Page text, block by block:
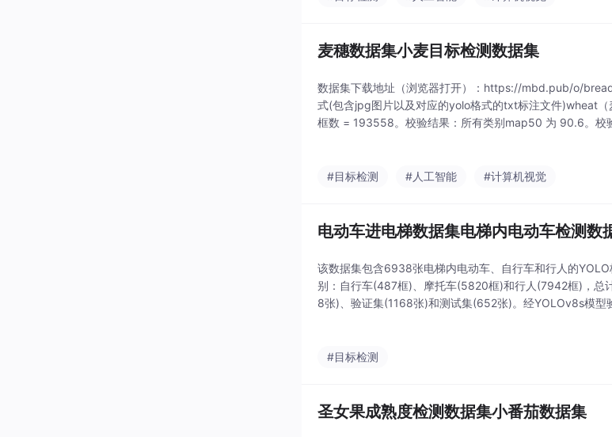
麦穗数据集小麦目标检测数据集
数据集下载地址（浏览器打开）：https://mbd.pub/o/
式(包含jpg图片以及对应的yolo格式的txt标注文件)wheat
框数 = 193558。校验结果：所有类别map50 为 90.6。校
#目标检测 #人工智能 #计算机视觉
电动车进电梯数据集电梯内电动车检测数
该数据集包含6938张电梯内电动车、自行车和行人的
别：自行车(487框)、摩托车(5820框)和行人(7942框)，总
8张)、验证集(1168张)和测试集(652张)。经YOLOv8s模型
#目标检测
圣女果成熟度检测数据集小番茄数据集